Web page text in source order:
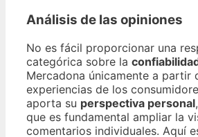
Análisis de las opiniones
No es fácil proporcionar una
categórica sobre la
Mercadona únicamente a partir
experiencias de los
aporta su perspectiva personal
que es fundamental ampliar la
comentarios individuales. Aquí